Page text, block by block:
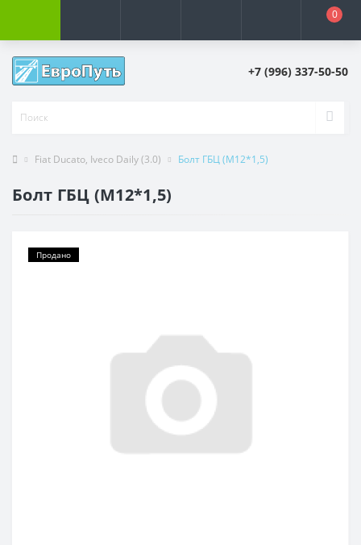
0
+7 (996) 337-50-50
Fiat Ducato, Iveco Daily (3.0) Болт ГБЦ (М12*1,5)
Болт ГБЦ (М12*1,5)
Продано